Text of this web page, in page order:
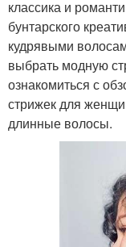
классика и
бунтарского
кудрявыми
выбрать модную
ознакомиться с
стрижек для
длинные волосы.